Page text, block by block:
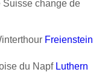
Suisse change de
Freienstein
du Napf Luthern